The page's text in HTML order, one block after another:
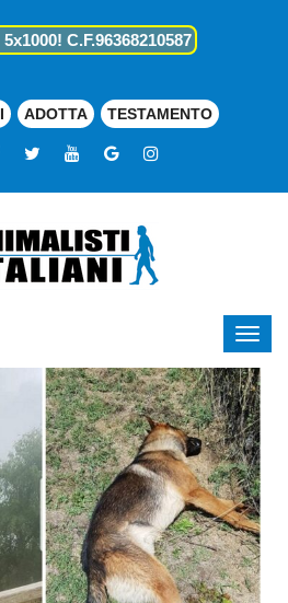
C.F.96368210587
ADOTTA TESTAMENTO